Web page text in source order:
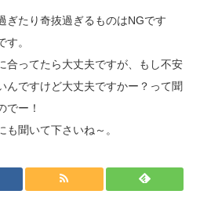
ぎたり奇抜過ぎるものはNGです
。
合ってたら大丈夫ですが、もし不安
んですけど大丈夫ですかー？って聞
でー！
聞いて下さいね～。